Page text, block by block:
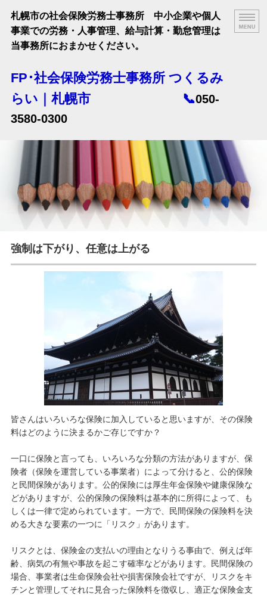
札幌市の社会保険労務士事務所 中小企業や個人
事業での労務・人事管理、給与計算・勤怠管理は
当事務所におまかせください。
FP･社会保険労務士事務所 つくるみ
らい｜札幌市 📞050-
3580-0300
HOME
業務案内
料金案内
事務所ご案内
強制は下がり、任意は上がる
皆さんはいろいろな保険に加入していると思いますが、その保険
料はどのように決まるかご存じですか？
一口に保険と言っても、いろいろな分類の方法がありますが、保
険者（保険を運営している事業者）によって分けると、公的保険
と民間保険があります。公的保険には厚生年金保険や健康保険な
どがありますが、公的保険の保険料は基本的に所得によって、も
しくは一律で定められています。一方で、民間保険の保険料を決
める大きな要素の一つに「リスク」があります。
リスクとは、保険金の支払いの理由となりうる事由で、例えば年
齢、病気の有無や事故を起こす確率などがあります。民間保険の
場合、事業者は生命保険会社や損害保険会社ですが、リスクをキ
チンと管理してそれに見合った保険料を徴収し、適正な保険金支